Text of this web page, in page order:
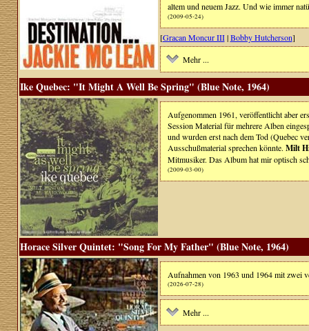
altem und neuem Jazz. Und wie immer
(2009-05-24)
[Gracan Moncur III|Bobby Hutcherson]
Mehr ...
Ike Quebec: "It Might A Well Be Spring" (Blue Note, 1964)
Aufgenommen 1961, veröffentlicht aber
Session Material für mehrere Alben
und wurden erst nach dem Tod (Quebec
Ausschußmaterial sprechen könnte. Milt
Mitmusiker. Das Album hat mir optisch
(2009-03-00)
Horace Silver Quintet: "Song For My Father" (Blue Note, 1964)
Aufnahmen von 1963 und 1964 mit zwei
(2026-07-28)
Mehr ...